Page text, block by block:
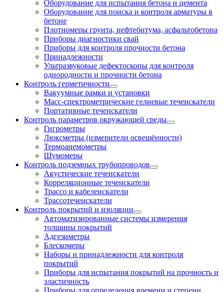
Оборудование для испытания бетона и цемента
Оборудование для поиска и контроля арматуры в
бетоне
Плотномеры грунта, нефтебитума, асфальтобетона
Приборы диагностики свай
Приборы для контроля прочности бетона
Принадлежности
Ультразвуковые дефектоскопы для контроля
однородности и прочности бетона
Контроль герметичности
Вакуумные рамки и установки
Масс-спектрометрические гелиевые течеискатели
Портативные течеискатели
Контроль параметров окружающей среды
Гигрометры
Люксметры (измерители освещённости)
Термоанемометры
Шумомеры
Контроль подземных трубопроводов
Акустические течеискатели
Корреляционные течеискатели
Трассо и кабелеискатели
Трассотечеискатели
Контроль покрытий и изоляции
Автоматизированные системы измерения
толщины покрытий
Адгезиметры
Блескомеры
Наборы и принадлежности для контроля
покрытий
Приборы для испытания покрытий на прочность и
эластичность
Приборы для определения времени и степени